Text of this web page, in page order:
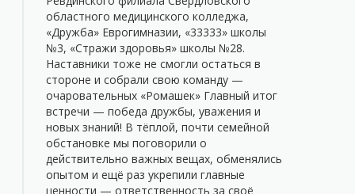
областного медицинского колледжа,
«Дружба» Еврогимназии, «33333» школы
№3, «Стражи здоровья» школы №28.
Наставники тоже не смогли остаться в
стороне и собрали свою команду —
очаровательных «Ромашек» Главный итог
встречи — победа дружбы, уважения и
новых знаний! В тёплой, почти семейной
обстановке мы поговорили о
действительно важных вещах, обменялись
опытом и ещё раз укрепили главные
ценности — ответственность за своё